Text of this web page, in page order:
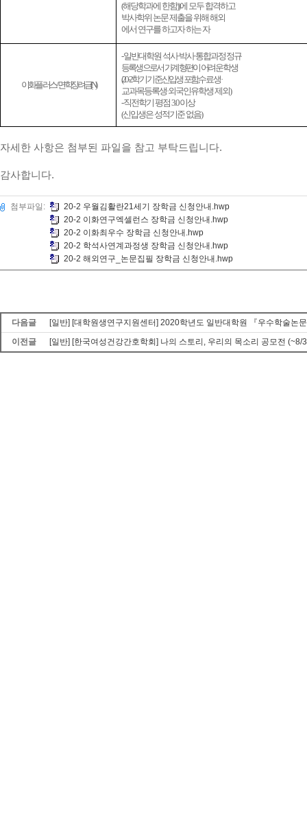
(해당학과에 한함))에 모두 합격하고
박사학위 논문 제출을 위해 해외
에서 연구를 하고자 하는 자
이화플러스/면학장려금(N)
-일반대학원 석사·박사·통합과정정규
등록생으로서 가계형편이 어려운 학생
(20-2학기 기준신입생 포함수료생·
교과목등록생·외국인유학생 제외)
-직전학기 평점3.0이상
(신입생은 성적기준 없음)
자세한 사항은 첨부된 파일을 참고 부탁드립니다.
감사합니다.
첨부파일:
20-2 우월김활란21세기 장학금 신청안내.hwp
20-2 이화연구엑셀런스 장학금 신청안내.hwp
20-2 이화최우수 장학금 신청안내.hwp
20-2 학석사연계과정생 장학금 신청안내.hwp
20-2 해외연구_논문집필 장학금 신청안내.hwp
다음글
[일반] [대학원생연구지원센터] 2020학년도 일반대학원 『우수학술논
이전글
[일반] [한국여성건강간호학회] 나의 스토리, 우리의 목소리 공모전 (~8/